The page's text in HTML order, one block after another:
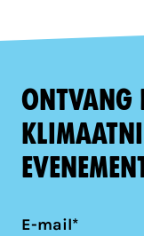
Ontvang
E-mail*